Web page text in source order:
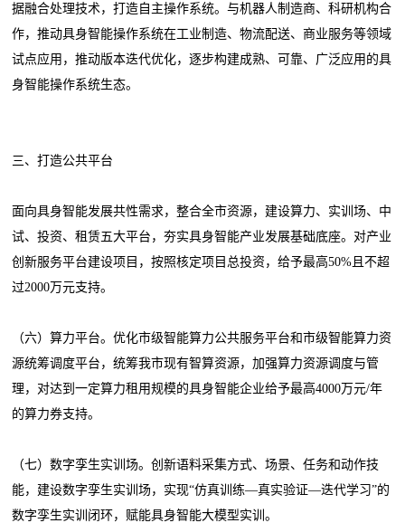
据融合处理技术，打造自主操作系统。与机器人制造商、科研机构合
作，推动具身智能操作系统在工业制造、物流配送、商业服务等领域
试点应用，推动版本迭代优化，逐步构建成熟、可靠、广泛应用的具
身智能操作系统生态。
三、打造公共平台
面向具身智能发展共性需求，整合全市资源，建设算力、实训场、中
试、投资、租赁五大平台，夯实具身智能产业发展基础底座。对产业
创新服务平台建设项目，按照核定项目总投资，给予最高50%且不超
过2000万元支持。
（六）算力平台。优化市级智能算力公共服务平台和市级智能算力资
源统筹调度平台，统筹我市现有智算资源，加强算力资源调度与管
理，对达到一定算力租用规模的具身智能企业给予最高4000万元/年
的算力券支持。
（七）数字孪生实训场。创新语料采集方式、场景、任务和动作技
能，建设数字孪生实训场，实现“仿真训练—真实验证—迭代学习”的
数字孪生实训闭环，赋能具身智能大模型实训。